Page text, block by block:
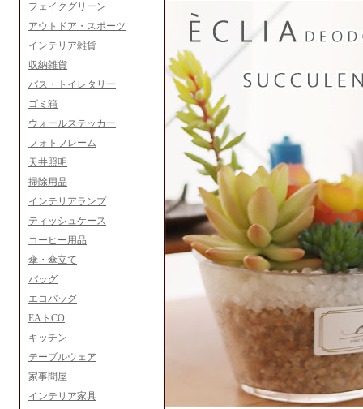
フェイクグリーン
アウトドア・スポーツ
インテリア雑貨
収納雑貨
バス・トイレタリー
ゴミ箱
ウォールステッカー
フォトフレーム
天井照明
掃除用品
インテリアランプ
ティッシュケース
コーヒー用品
傘・傘立て
バッグ
エコバッグ
EAトCO
キッチン
テーブルウェア
家事問屋
インテリア家具